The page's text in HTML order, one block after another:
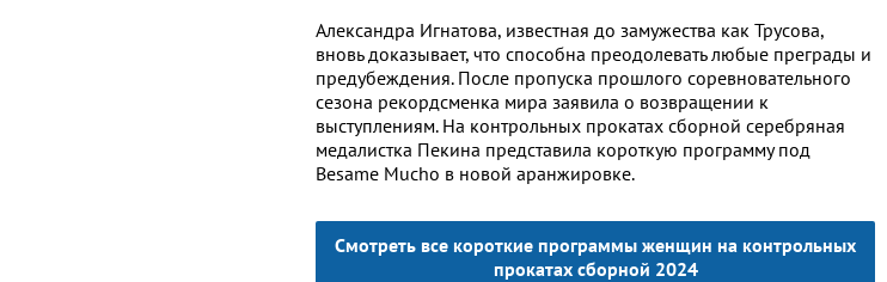
Александра Игнатова, известная до замужества как Трусова,
вновь доказывает, что способна преодолевать любые преграды и
предубеждения. После пропуска прошлого соревновательного
сезона рекордсменка мира заявила о возвращении к
выступлениям. На контрольных прокатах сборной серебряная
медалистка Пекина представила короткую программу под
Besame Mucho в новой аранжировке.
Смотреть все короткие программы женщин на контрольных
прокатах сборной 2024